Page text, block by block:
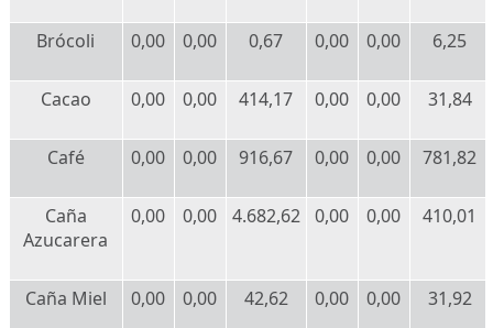
Brócoli 0,00 0,00 0,67 0,00 0,00 6,25
Cacao 0,00 0,00 414,17 0,00 0,00 31,84
Café 0,00 0,00 916,67 0,00 0,00 781,82
Caña
Azucarera
0,00 0,00 4.682,62 0,00 0,00 410,01
Caña Miel 0,00 0,00 42,62 0,00 0,00 31,92